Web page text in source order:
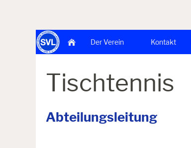
Der Verein Kontakt
Tischtennis
Abteilungsleitung